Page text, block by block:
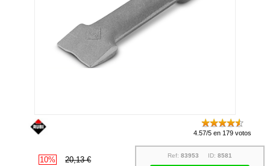
4.57/5 en 179 votos
10% 20,13 € Ref: 83953 ID: 8581